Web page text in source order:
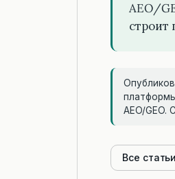
AEO/
AEO/
Все статьи